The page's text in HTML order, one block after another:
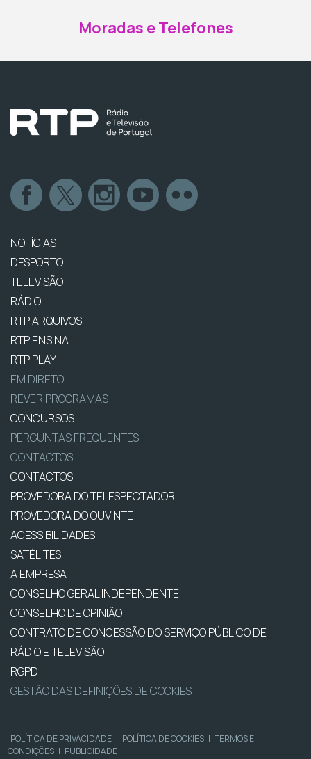
Moradas e Telefones
NOTÍCIAS
DESPORTO
TELEVISÃO
RÁDIO
RTP ARQUIVOS
RTP ENSINA
RTP PLAY
EM DIRETO
REVER PROGRAMAS
CONCURSOS
PERGUNTAS FREQUENTES
CONTACTOS
CONTACTOS
PROVEDORA DO TELESPECTADOR
PROVEDORA DO OUVINTE
ACESSIBILIDADES
SATÉLITES
A EMPRESA
CONSELHO GERAL INDEPENDENTE
CONSELHO DE OPINIÃO
CONTRATO DE CONCESSÃO DO SERVIÇO PÚBLICO DE
RÁDIO E TELEVISÃO
RGPD
GESTÃO DAS DEFINIÇÕES DE COOKIES
POLÍTICA DE PRIVACIDADE | POLÍTICA DE COOKIES | TERMOS E
CONDIÇÕES | PUBLICIDADE